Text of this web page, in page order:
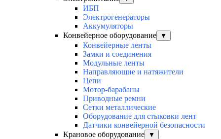
ИБП
Электрогенераторы
Аккумуляторы
Конвейерное оборудование
▼
Конвейерные ленты
Замки и соединения
Модульные ленты
Направляющие и натяжители
Цепи
Мотор-барабаны
Приводные ремни
Сетки металлические
Оборудование для стыковки лент
Датчики конвейерной безопасности
Крановое оборудование
▼